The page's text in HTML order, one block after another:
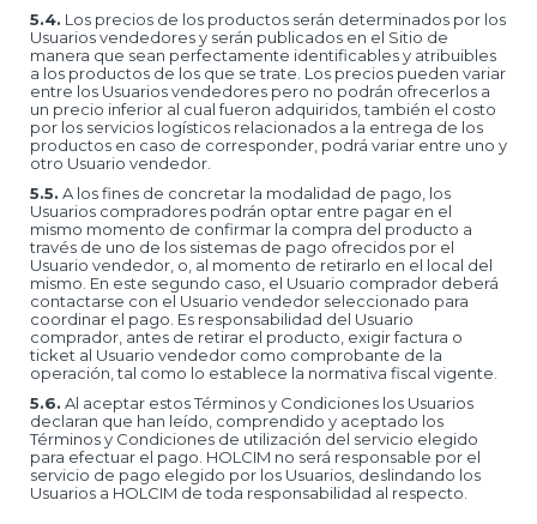
5.4. Los precios de los productos serán determinados por los
Usuarios vendedores y serán publicados en el Sitio de
manera que sean perfectamente identificables y atribuibles
a los productos de los que se trate. Los precios pueden variar
entre los Usuarios vendedores pero no podrán ofrecerlos a
un precio inferior al cual fueron adquiridos, también el costo
por los servicios logísticos relacionados a la entrega de los
productos en caso de corresponder, podrá variar entre uno y
otro Usuario vendedor.
5.5. A los fines de concretar la modalidad de pago, los
Usuarios compradores podrán optar entre pagar en el
mismo momento de confirmar la compra del producto a
través de uno de los sistemas de pago ofrecidos por el
Usuario vendedor, o, al momento de retirarlo en el local del
mismo. En este segundo caso, el Usuario comprador deberá
contactarse con el Usuario vendedor seleccionado para
coordinar el pago. Es responsabilidad del Usuario
comprador, antes de retirar el producto, exigir factura o
ticket al Usuario vendedor como comprobante de la
operación, tal como lo establece la normativa fiscal vigente.
5.6. Al aceptar estos Términos y Condiciones los Usuarios
declaran que han leído, comprendido y aceptado los
Términos y Condiciones de utilización del servicio elegido
para efectuar el pago. HOLCIM no será responsable por el
servicio de pago elegido por los Usuarios, deslindando los
Usuarios a HOLCIM de toda responsabilidad al respecto.